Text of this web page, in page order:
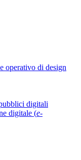
operativo di design
digitali
digitale (e-